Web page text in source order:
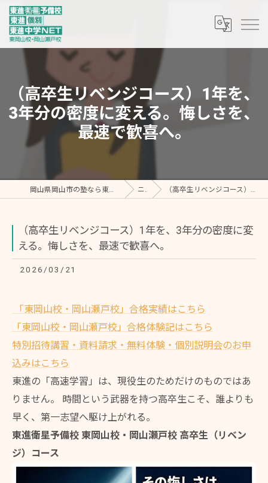
（高卒生リベンジコース）1年を、
3年分の密度に変える。悔しさを、
最速で歓喜へ。
岡山県岡山市の塾なら東進個別 東岡山教室・東進中学NET/東進衛星予備校 東岡山校 ニュース （高卒生リベンジコース）1年を、3年分の密度に変える。悔しさを、最速で歓喜へ。
（高卒生リベンジコース）1年を、3年分の密度に変
える。悔しさを、最速で歓喜へ。
2026/03/21
「東岡山校・岡山瀬戸校」合格実績はこちら
「東岡山校・岡山瀬戸校」合格体験記はこちら
特別招待講習・資料請求・無料体験・個別説明会のお申
込みはこちら
東進の「高速学習」は、現役生のためだけのものではあ
りません。 時間という武器を持つ高卒生こそ、誰よりも
早く、第一志望へ駆け上がれる。
東進衛星予備校 東岡山校・岡山瀬戸校 高卒生（リベン
ジ）コース